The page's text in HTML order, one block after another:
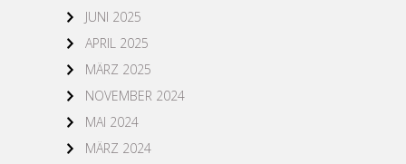
JUNI 2025
APRIL 2025
MÄRZ 2025
NOVEMBER 2024
MAI 2024
MÄRZ 2024